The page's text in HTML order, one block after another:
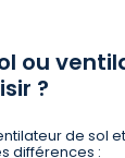
ou
?
de sol
différences :